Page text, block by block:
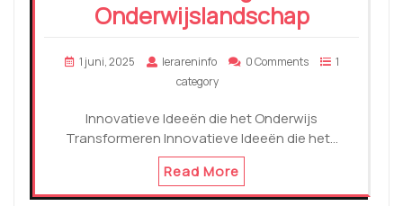
Onderwijslandschap
1 juni, 2025 lerareninfo 0 Comments
1
category
Innovatieve Ideeën die het Onderwijs
Transformeren Innovatieve Ideeën die het…
Read More